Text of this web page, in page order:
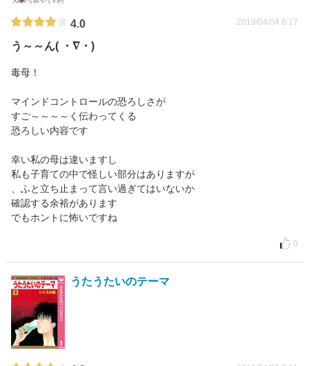
4.0 2019/04/04 6:17
う～～ん( ・∇・)
毒母！
マインドコントロールの恐ろしさが
すご～～～～く伝わってくる
恐ろしい内容です
幸い私の母は違いますし
私も子育ての中で怪しい部分はありますが
、ふと立ち止まって言い過ぎてはいないか
確認する余裕があります
でもホントに怖いですね
0
うたうたいのテーマ